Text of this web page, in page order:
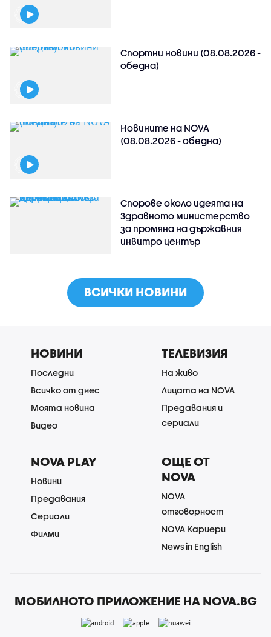
Спортни новини (08.08.2026 -
обедна)
Новините на NOVA
(08.08.2026 - обедна)
Спорове около идеята на
Здравното министерство
за промяна на държавния
инвитро център
ВСИЧКИ НОВИНИ
НОВИНИ
Последни
Всичко от днес
Моята новина
Видео
ТЕЛЕВИЗИЯ
На живо
Лицата на NOVA
Предавания и
сериали
NOVA PLAY
Новини
Предавания
Сериали
Филми
ОЩЕ ОТ
NOVA
NOVA
отговорност
NOVA Кариери
News in English
МОБИЛНОТО ПРИЛОЖЕНИЕ НА NOVA.BG